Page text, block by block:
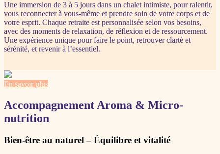
Une immersion de 3 à 5 jours dans un chalet intimiste, pour ralentir,
vous reconnecter à vous-même et prendre soin de votre corps et de
votre esprit. Chaque retraite est personnalisée selon vos besoins,
avec des moments de relaxation, de réflexion et de ressourcement.
Une expérience unique pour faire le point, retrouver clarté et
sérénité, et revenir à l’essentiel.
En savoir plus
Accompagnement Aroma & Micro-
nutrition
Bien-être au naturel – Équilibre et vitalité